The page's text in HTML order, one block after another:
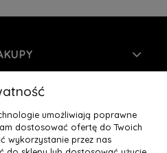
KONTO
umożliwiają poprawne
dostosować ofertę do Twoich
wykorzystanie przez nas